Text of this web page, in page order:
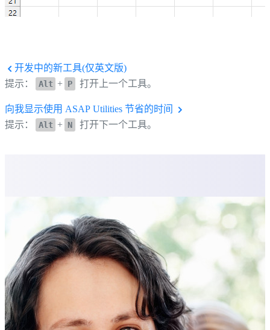
开发中的新工具(仅英文版)
提示：
Alt + P 打开上一个工具。
向我显示使用 ASAP Utilities 节省的时间
提示：
Alt + N 打开下一个工具。